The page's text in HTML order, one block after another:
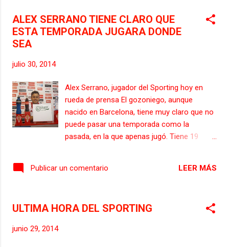
gallego había eliminado al Nacional de
Montevideo (3-0). En la lucha por el tercer y
Lopo (Insua), Bergantiños, Canella
(Luisinho), José Rodríguez, Wilk, Cuenca
(Lucas Gómez), Cavaleiro, (Fariña) Juan
Carlos (Juan Domínguez) y Borja (Lux,
Remeseiro, Arizmendi, Iago, Toché, Seoane).
Hernández), Ivan Hernánd...
ALEX SERRANO TIENE CLARO QUE
ESTA TEMPORADA JUGARA DONDE
SEA
julio 30, 2014
Alex Serrano, jugador del Sporting hoy en
rueda de prensa El gozoniego, aunque
nacido en Barcelona, tiene muy claro que no
puede pasar una temporada como la
pasada, en la que apenas jugó. Tiene 19
poder hacerlo en el Sporting, a las órdenes
cantera sportinguista afirma que: “El míster
Publicar un comentario LEER MÁS
ULTIMA HORA DEL SPORTING
junio 29, 2014